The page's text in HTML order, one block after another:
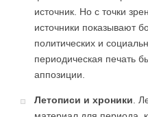
источник. Но с точки
источники показывают
политических и
периодическая печать
аппозиции.
Летописи и хроники.